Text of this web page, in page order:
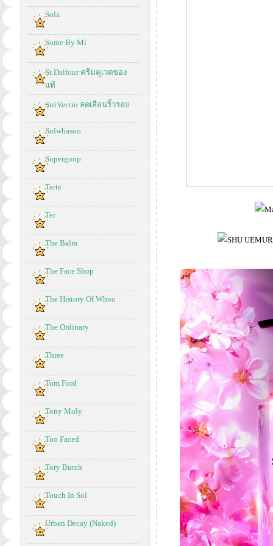
Sola
Some By Mi
St.Dalfour ครีมคูเวตของ
แท้
StriVectin ลดเลือนริ้วรอย
Sulwhasoo
Supergoop
Tarte
Ter
The Balm
The Face Shop
The History Of Whoo
The Ordinary
Three
Tom Ford
Tony Moly
Too Faced
Tory Burch
Touch In Sol
Urban Decay (Naked)